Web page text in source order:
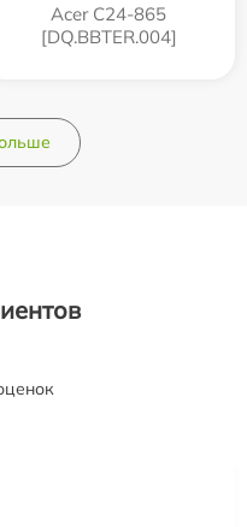
Acer C24-865
[DQ.BBTER.004]